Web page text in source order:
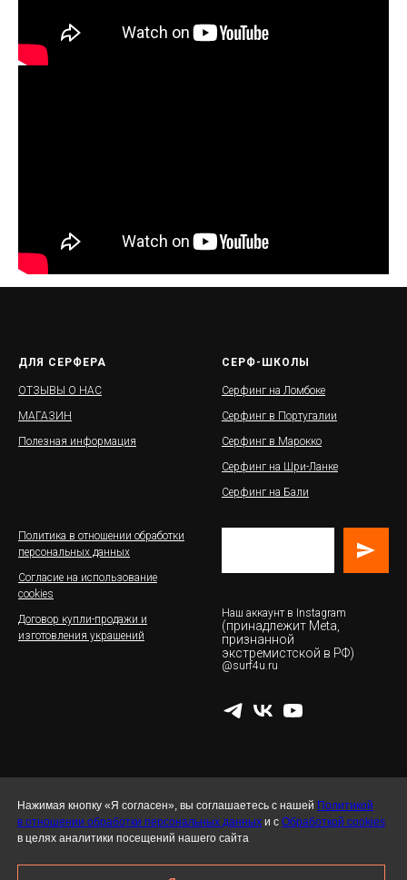
Нажимая кнопку «Я согласен», вы соглашаетесь с нашей Политикой
в отношении обработки персональных данных и с Обработкой cookies
в целях аналитики посещений нашего сайта
ДЛЯ СЕРФЕРА
ОТЗЫВЫ О НАС
МАГАЗИН
Полезная информация
СЕРФ-ШКОЛЫ
Серфинг на Ломбоке
Серфинг в Португалии
Серфинг в Марокко
Серфинг на Шри-Ланке
Серфинг на Бали
Политика в отношении обработки
персональных данных
Согласие на использование
cookies
Договор купли-продажи и
изготовления украшений
Наш аккаунт в Instagram
(принадлежит Meta,
признанной
экстремистской в РФ)
@surf4u.ru
Все обзоры серф-школ на сайте носят справочно-
аналитический характер, подготовлены автороми на